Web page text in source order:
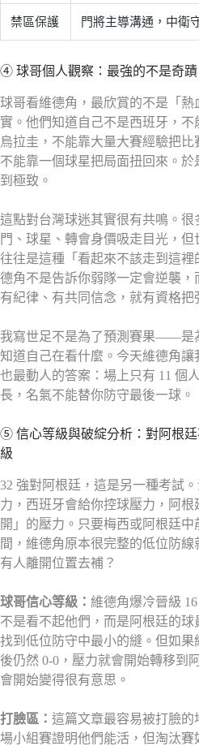
禁區保護 門將主導溝通，中衛
④ 球哥個人觀察：最強的不是奇
球哥看維德角，最欣賞的不是「
實。他們知道自己不是西班牙，
烏拉圭，不能靠大量大賽經驗把比
不能靠一個球星把局面扭回來。
到極致。
這點對台灣球迷其實很有共鳴。
門、球星、轉會身價吸走目光，但
往往是這種「看起來不該走到這
德角不是告訴你弱隊一定會逆襲，
有紀律、有共同信念，就有資格把
我寫世足不是為了預測賽果——是
知道自己在看什麼。今天維德角
也最動人的答案：場上只有 11 個
長，名氣不能替你防守最後一球。
⑤ 信心等級與破綻分析：對阿根
級
32 強對阿根廷，這是另一種考試
力，西班牙會給你控球壓力，阿
開」的壓力。只要梅西或阿根廷
間，維德角原本很完整的低位防
有人離開位置去補？
球哥信心等級： 維德角爆冷晉級
不是看不起他們，而是阿根廷的
找到低位防守中最小的縫。但如果
後仍然 0-0，壓力就會開始轉移到
會開始變得很有意思。
打臉區： 這篇文章最容易被打臉的
場小組賽證明他們能活，但淘汰